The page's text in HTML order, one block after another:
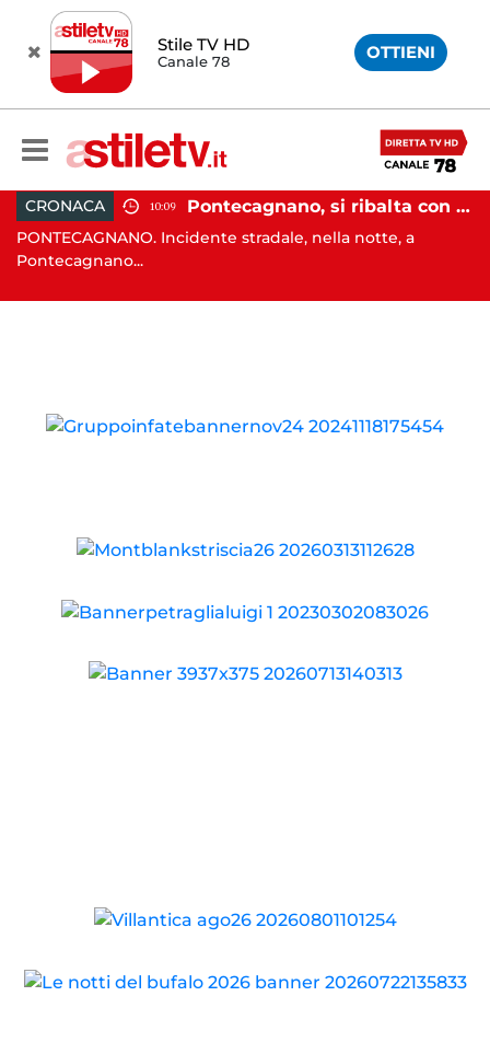
Stile TV HD
Canale 78 OTTIENI
CRONACA 10:09 Pontecagnano, si ribalta con l'auto alla rotatoria: giovane ferito
PONTECAGNANO. Incidente stradale, nella notte, a
Pontecagnano...